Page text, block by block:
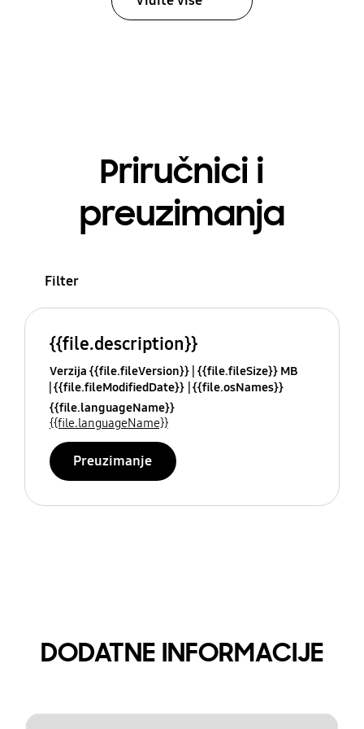
Priručnici i
preuzimanja
Filter
{{file.description}}
Verzija {{file.fileVersion}} {{file.fileSize}} MB
{{file.fileModifiedDate}} {{file.osNames}}
{{file.languageName}}
{{file.languageName}}
Preuzimanje
DODATNE INFORMACIJE